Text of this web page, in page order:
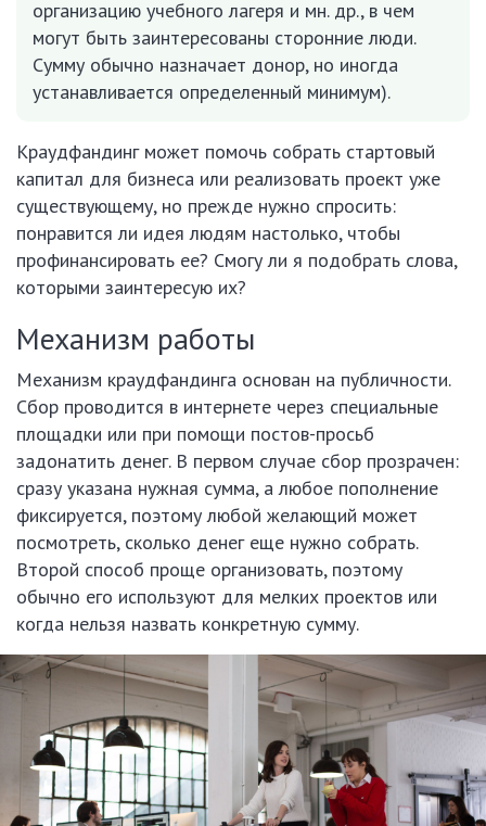
организацию учебного лагеря и мн. др., в чем
могут быть заинтересованы сторонние люди.
Сумму обычно назначает донор, но иногда
устанавливается определенный минимум).
Краудфандинг может помочь собрать стартовый
капитал для бизнеса или реализовать проект уже
существующему, но прежде нужно спросить:
понравится ли идея людям настолько, чтобы
профинансировать ее? Смогу ли я подобрать слова,
которыми заинтересую их?
Механизм работы
Механизм краудфандинга основан на публичности.
Сбор проводится в интернете через специальные
площадки или при помощи постов-просьб
задонатить денег. В первом случае сбор прозрачен:
сразу указана нужная сумма, а любое пополнение
фиксируется, поэтому любой желающий может
посмотреть, сколько денег еще нужно собрать.
Второй способ проще организовать, поэтому
обычно его используют для мелких проектов или
когда нельзя назвать конкретную сумму.